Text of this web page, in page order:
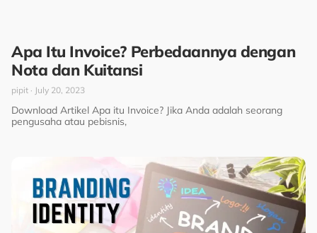
Apa Itu Invoice? Perbedaannya dengan
Nota dan Kuitansi
pipit July 20, 2023
Download Artikel Apa itu Invoice? Jika Anda adalah seorang
pengusaha atau pebisnis,